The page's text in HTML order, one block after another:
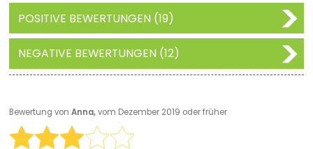
POSITIVE BEWERTUNGEN (19)
NEGATIVE BEWERTUNGEN (12)
Bewertung von Anna,vom Dezember 2019 oder früher